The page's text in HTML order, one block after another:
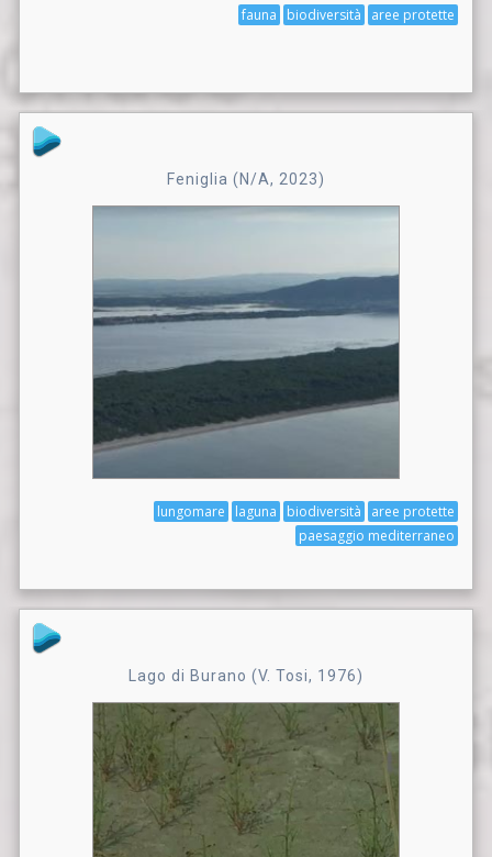
aree protette
biodiversità
fauna
Feniglia (N/A, 2023)
aree protette
biodiversità
laguna
lungomare
paesaggio mediterraneo
Lago di Burano (V. Tosi, 1976)